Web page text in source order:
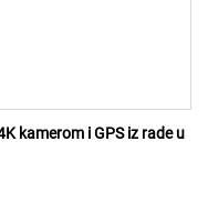
kamerom i GPS iz rade u